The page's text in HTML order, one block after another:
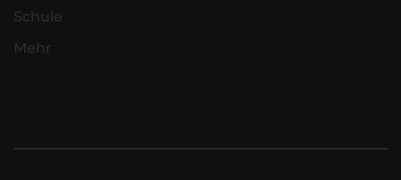
Schule
Mehr